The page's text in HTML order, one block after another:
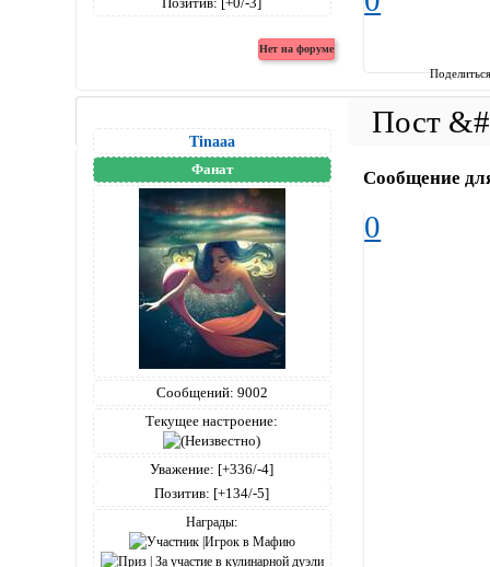
Tinaaa
Фанат
Сообщений: 9002
Текущее настроение:
Уважение: [+336/-4]
Позитив: [+134/-5]
Награды:
Сообщение
0